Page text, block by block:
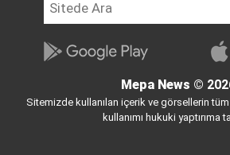
Mepa News ©
Sitemizde kullanılan içerik ve görsellerin tüm
kullanımı hukuki yaptırıma